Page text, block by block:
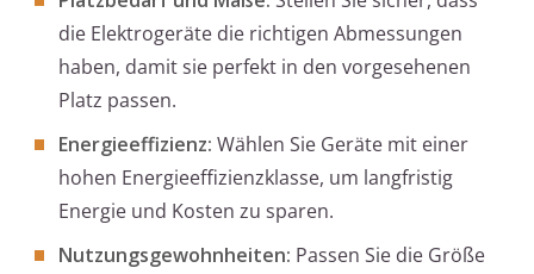
die Elektrogeräte die richtigen Abmessungen
haben, damit sie perfekt in den vorgesehenen
Platz passen.
Energieeffizienz: Wählen Sie Geräte mit einer
hohen Energieeffizienzklasse, um langfristig
Energie und Kosten zu sparen.
Nutzungsgewohnheiten: Passen Sie die Größe